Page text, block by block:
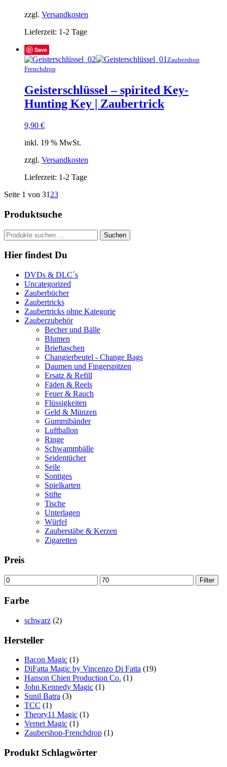
zzgl. Versandkosten
Lieferzeit: 1-2 Tage
Save
Zaubershop
Frenchdrop
Geisterschlüssel – spirited Key-
Hunting Key | Zaubertrick
9,90 €
inkl. 19 % MwSt.
zzgl. Versandkosten
Lieferzeit: 1-2 Tage
Seite 1 von 31 23
Produktsuche
Suchen
nach:
Suchen
Hier findest Du
DVDs & DLC´s
Uncategorized
Zauberbücher
Zaubertricks
Zaubertricks ohne Kategorie
Zauberzubehör
Becher und Bälle
Blumen
Brieftaschen
Changierbeutel - Change Bags
Daumen und Fingerspitzen
Ersatz & Refill
Fäden & Reels
Feuer & Rauch
Flüssigkeiten
Geld & Münzen
Gummibänder
Luftballon
Ringe
Schwammbälle
Seidentücher
Seile
Sontiges
Spielkarten
Stifte
Tische
Unterlagen
Würfel
Zauberstäbe & Kerzen
Zigaretten
Preis
Min.
Preis
Max.
Preis
Filter
Farbe
schwarz (2)
Hersteller
Bacon Magic (1)
DiFatta Magic by Vincenzo Di Fatta (19)
Hanson Chien Production Co. (1)
John Kennedy Magic (1)
Sunil Batra (3)
TCC (1)
Theory11 Magic (1)
Vernet Magic (1)
Zaubershop-Frenchdrop (1)
Produkt Schlagwörter